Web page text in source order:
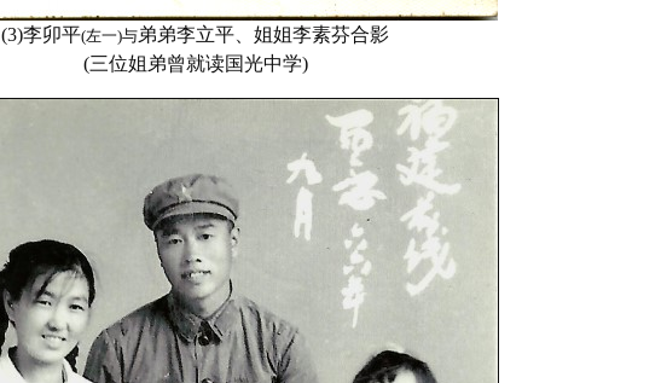
(3)李卯平(左一)与弟弟李立平、姐姐李素芬合影
(三位姐弟曾就读国光中学)